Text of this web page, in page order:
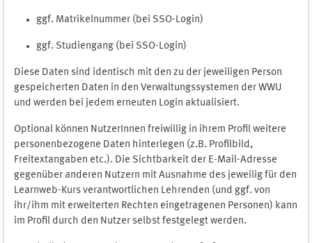
ggf. Matrikelnummer (bei SSO-Login)
ggf. Studiengang (bei SSO-Login)
Diese Daten sind identisch mit den zu der jeweiligen Person
gespeicherten Daten in den Verwaltungssystemen der WWU
und werden bei jedem erneuten Login aktualisiert.
Optional können NutzerInnen freiwillig in ihrem Profil weitere
personenbezogene Daten hinterlegen (z.B. Profilbild,
Freitextangaben etc.). Die Sichtbarkeit der E-Mail-Adresse
gegenüber anderen Nutzern mit Ausnahme des jeweilig für den
Learnweb-Kurs verantwortlichen Lehrenden (und ggf. von
ihr/ihm mit erweiterten Rechten eingetragenen Personen) kann
im Profil durch den Nutzer selbst festgelegt werden.